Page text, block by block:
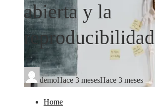
abierta y la
demoHace 3 mesesHace 3 meses
Home